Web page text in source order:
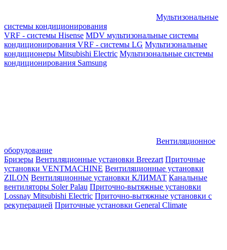
Мультизональные
системы кондиционирования
VRF - системы Hisense MDV мультизональные системы
кондиционирования VRF - системы LG Мультизональные
кондиционеры Mitsubishi Electric Мультизональные системы
кондиционирования Samsung
Вентиляционное
оборудование
Бризеры Вентиляционные установки Breezart Приточные
установки VENTMACHINE Вентиляционные установки
ZILON Вентиляционные установки КЛИМАТ Канальные
вентиляторы Soler Palau Приточно-вытяжные установки
Lossnay Mitsubishi Electric Приточно-вытяжные установки с
рекуперацией Приточные установки General Climate